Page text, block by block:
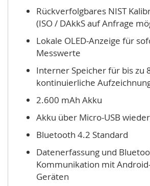
Rückverfolgbares NIST
(ISO / DAkkS auf Anfrage
Lokale OLED-Anzeige für
Messwerte
Interner Speicher für bis zu
kontinuierliche
2.600 mAh Akku
Akku über Micro-USB
Bluetooth 4.2 Standard
Datenerfassung und
Kommunikation mit
Geräten